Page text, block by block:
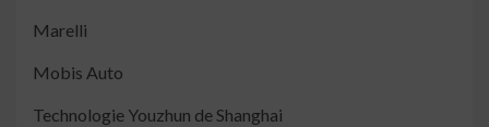
Marelli
Mobis Auto
Technologie Youzhun de Shanghai